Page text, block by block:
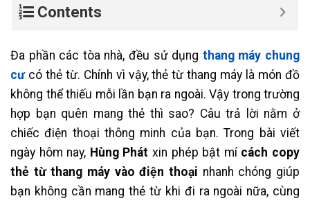
Contents
Đa phần các tòa nhà, đều sử dụng thang máy chung
cư có thẻ từ. Chính vì vậy, thẻ từ thang máy là món đồ
không thể thiếu mỗi lần bạn ra ngoài. Vậy trong trường
hợp bạn quên mang thẻ thì sao? Câu trả lời nằm ở
chiếc điện thoại thông minh của bạn. Trong bài viết
ngày hôm nay, Hùng Phát xin phép bật mí cách copy
thẻ từ thang máy vào điện thoại nhanh chóng giúp
bạn không cần mang thẻ từ khi đi ra ngoài nữa, cùng